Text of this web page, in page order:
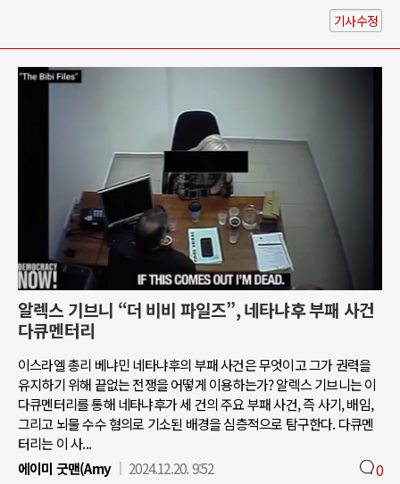
기사수정
알렉스 기브니 “더 비비 파일즈”, 네타냐후 부패 사건
다큐멘터리
이스라엘 총리 베냐민 네타냐후의 부패 사건은 무엇이고 그가 권력을
유지하기 위해 끝없는 전쟁을 어떻게 이용하는가? 알렉스 기브니는 이
다큐멘터리를 통해 네타냐후가 세 건의 주요 부패 사건, 즉 사기, 배임,
그리고 뇌물 수수 혐의로 기소된 배경을 심층적으로 탐구한다. 다큐멘
터리는 이 사...
에이미 굿맨(Amy
2024.12.20. 9:52 0